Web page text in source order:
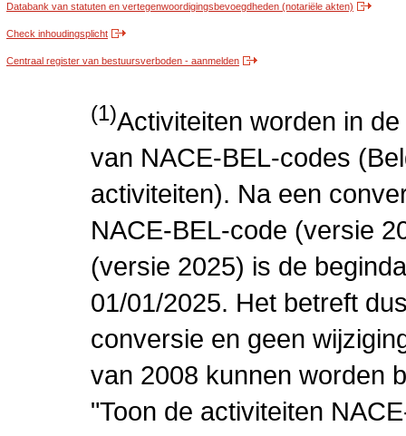
Databank van statuten en vertegenwoordigingsbevoegdheden (notariële akten)
Check inhoudingsplicht
Centraal register van bestuursverboden - aanmelden
(1)Activiteiten worden in
van NACE-BEL-codes
activiteiten). Na een
NACE-BEL-code (versie
(versie 2025) is de
01/01/2025. Het betreft
conversie en geen
van 2008 kunnen worden
"Toon de activiteiten